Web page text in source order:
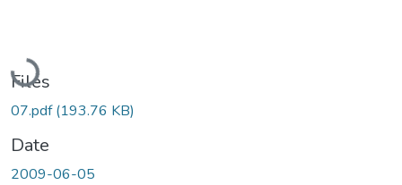
Loading...
Files
07.pdf(193.76 KB)
Date
2009-06-05